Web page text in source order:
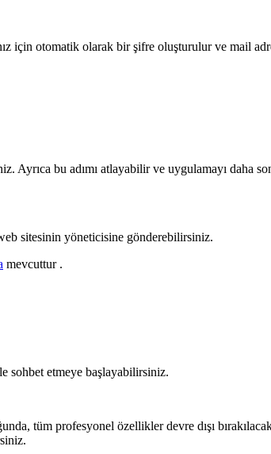
için otomatik olarak bir şifre oluşturulur ve mail
Ayrıca bu adımı atlayabilir ve uygulamayı daha
sitesinin yöneticisine gönderebilirsiniz.
mevcuttur .
sohbet etmeye başlayabilirsiniz.
tüm profesyonel özellikler devre dışı